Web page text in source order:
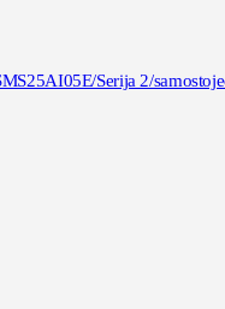
Serija 2/